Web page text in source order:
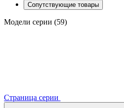
Сопутствующие товары
Модели серии (59)
Страница серии